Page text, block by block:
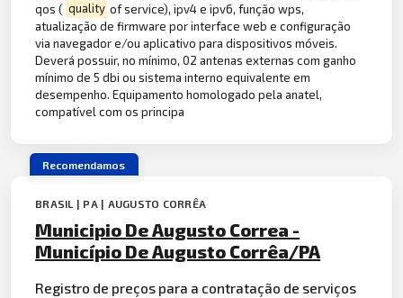
qos ( quality of service), ipv4 e ipv6, função wps,
atualização de firmware por interface web e configuração
via navegador e/ou aplicativo para dispositivos móveis.
Deverá possuir, no mínimo, 02 antenas externas com ganho
mínimo de 5 dbi ou sistema interno equivalente em
desempenho. Equipamento homologado pela anatel,
compatível com os principa
Recomendamos
BRASIL | PA | AUGUSTO CORRÊA
Municipio De Augusto Correa -
Município De Augusto Corrêa/PA
Registro de preços para a contratação de serviços